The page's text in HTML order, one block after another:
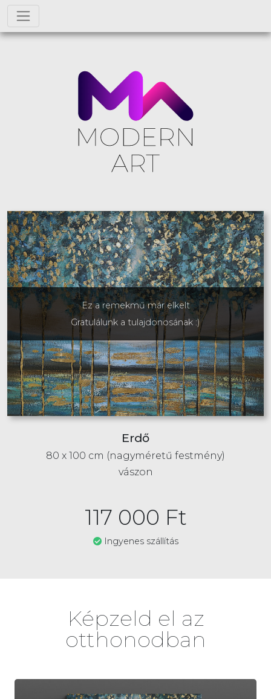
Ez a remekmű már elkelt
Gratulálunk a tulajdonosának :)
Erdő
80 x 100 cm (nagyméretű festmény)
vászon
117 000 Ft
Ingyenes szállítás
Képzeld el az
otthonodban